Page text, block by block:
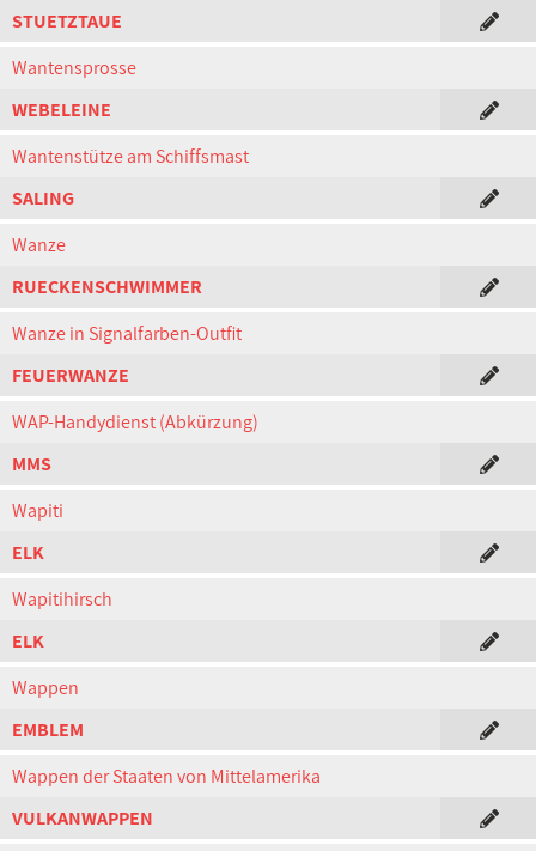
STUETZTAUE
Wantensprosse
WEBELEINE
Wantenstütze am Schiffsmast
SALING
Wanze
RUECKENSCHWIMMER
Wanze in Signalfarben-Outfit
FEUERWANZE
WAP-Handydienst (Abkürzung)
MMS
Wapiti
ELK
Wapitihirsch
ELK
Wappen
EMBLEM
Wappen der Staaten von Mittelamerika
VULKANWAPPEN